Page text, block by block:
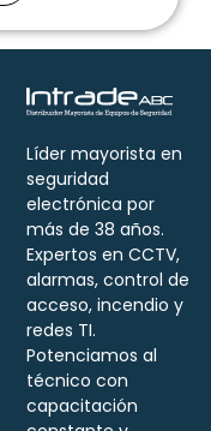
Líder mayorista en
seguridad
electrónica por
más de 38 años.
Expertos en CCTV,
alarmas, control de
acceso, incendio y
redes TI.
Potenciamos al
técnico con
capacitación